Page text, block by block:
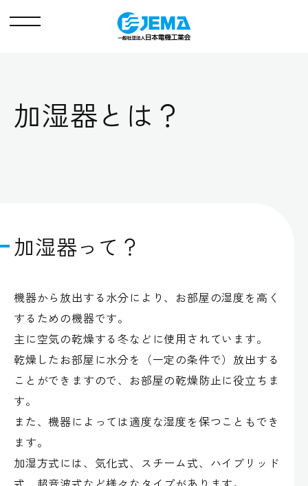
メ
加湿器とは？
加湿器って？
機器から放出する水分により、お部屋の湿度を高く
するための機器です。
主に空気の乾燥する冬などに使用されています。
乾燥したお部屋に水分を（一定の条件で）放出する
ことができますので、お部屋の乾燥防止に役立ちま
す。
また、機器によっては適度な湿度を保つこともでき
ます。
加湿方式には、気化式、スチーム式、ハイブリッド